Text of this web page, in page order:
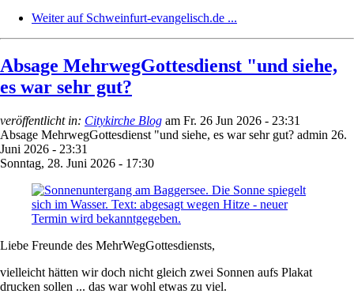
Weiter auf Schweinfurt-evangelisch.de ...
Absage MehrwegGottesdienst "und siehe,
es war sehr gut?
veröffentlicht in: Citykirche Blog am Fr. 26 Jun 2026 - 23:31
Absage MehrwegGottesdienst "und siehe, es war sehr gut? admin 26.
Juni 2026 - 23:31
Sonntag, 28. Juni 2026 - 17:30
Liebe Freunde des MehrWegGottesdiensts,
vielleicht hätten wir doch nicht gleich zwei Sonnen aufs Plakat
drucken sollen ... das war wohl etwas zu viel.